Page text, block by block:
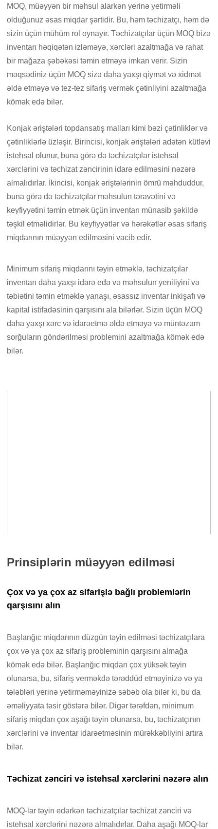
MOQ, müəyyən bir məhsul alarkən yerinə yetirməli
olduğunuz əsas miqdar şərtidir. Bu, həm təchizatçı, həm də
sizin üçün mühüm rol oynayır. Təchizatçılar üçün MOQ bizə
inventarı həqiqətən izləməyə, xərcləri azaltmağa və rahat
bir mağaza şəbəkəsi təmin etməyə imkan verir. Sizin
məqsədiniz üçün MOQ sizə daha yaxşı qiymət və xidmət
əldə etməyə və tez-tez sifariş vermək çətinliyini azaltmağa
kömək edə bilər.
Konjak əriştələri topdansatış malları kimi bəzi çətinliklər və
çətinliklərlə üzləşir. Birincisi, konjak əriştələri adətən kütləvi
istehsal olunur, buna görə də təchizatçılar istehsal
xərclərini və təchizat zəncirinin idarə edilməsini nəzərə
almalıdırlar. İkincisi, konjak əriştələrinin ömrü məhduddur,
buna görə də təchizatçılar məhsulun təravətini və
keyfiyyətini təmin etmək üçün inventarı münasib şəkildə
təşkil etməlidirlər. Bu keyfiyyətlər və hərəkətlər əsas sifariş
miqdarının müəyyən edilməsini vacib edir.
Minimum sifariş miqdarını təyin etməklə, təchizatçılar
inventarı daha yaxşı idarə edə və məhsulun yeniliyini və
təbiətini təmin etməklə yanaşı, əsassız inventar inkişafı və
kapital istifadəsinin qarşısını ala bilərlər. Sizin üçün MOQ
daha yaxşı xərc və idarəetmə əldə etməyə və müntəzəm
sorğuların göndərilməsi problemini azaltmağa kömək edə
bilər.
Prinsiplərin müəyyən edilməsi
Çox və ya çox az sifarişlə bağlı problemlərin
qarşısını alın
Başlanğıc miqdarının düzgün təyin edilməsi təchizatçılara
çox və ya çox az sifariş probleminin qarşısını almağa
kömək edə bilər. Başlanğıc miqdarı çox yüksək təyin
olunarsa, bu, sifariş verməkdə tərəddüd etməyinizə və ya
tələbləri yerinə yetirməməyinizə səbəb ola bilər ki, bu da
əməliyyata təsir göstərə bilər. Digər tərəfdən, minimum
sifariş miqdarı çox aşağı təyin olunarsa, bu, təchizatçının
xərclərini və inventar idarəetməsinin mürəkkəbliyini artıra
bilər.
Təchizat zənciri və istehsal xərclərini nəzərə alın
MOQ-lar təyin edərkən təchizatçılar təchizat zənciri və
istehsal xərclərini nəzərə almalıdırlar. Daha aşağı MOQ-lar